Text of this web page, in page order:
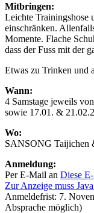
Mitbringen:
Leichte Trainingshose
einschränken.
Momente. Flache
dass der Fuss mit der
Etwas zu Trinken und
Wann:
4 Samstage jeweils
sowie 17.01. &
Wo:
SANSONG Taijichen
Anmeldung:
Per E-Mail an Diese
Zur Anzeige muss
Anmeldefrist: 7.
Absprache möglich)